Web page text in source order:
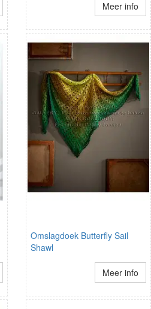
Meer info
Omslagdoek Butterfly Sail
Shawl
Meer info